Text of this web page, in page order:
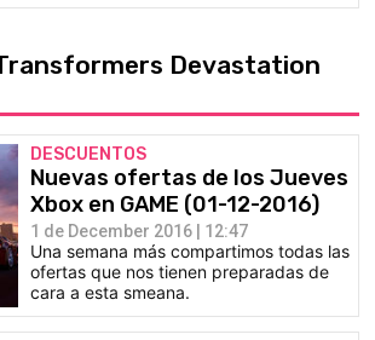
Devastation
DESCUENTOS
Nuevas ofertas de los Jueves
Xbox en GAME (01-12-2016)
1 de December 2016 | 12:47
Una semana más compartimos todas las
ofertas que nos tienen preparadas de
cara a esta smeana.